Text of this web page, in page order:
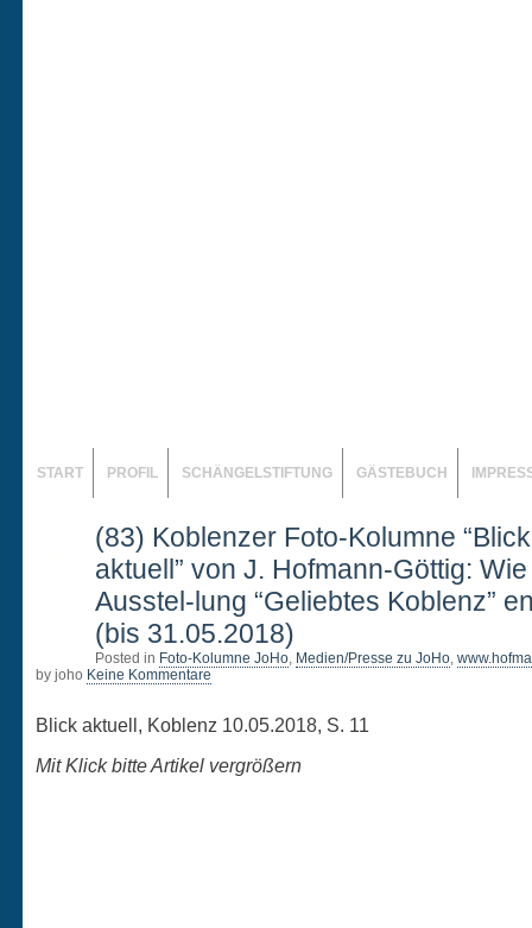
START PROFIL SCHÄNGELSTIFTUNG GÄSTEBUCH
(83) Koblenzer Foto-Kolumne “Blick
aktuell” von J. Hofmann-Göttig:
Ausstel-lung “Geliebtes Koblenz”
(bis 31.05.2018)
Posted in Foto-Kolumne JoHo, Medien/Presse zu JoHo,
by joho Keine Kommentare
Blick aktuell, Koblenz 10.05.2018, S. 11
Mit Klick bitte Artikel vergrößern